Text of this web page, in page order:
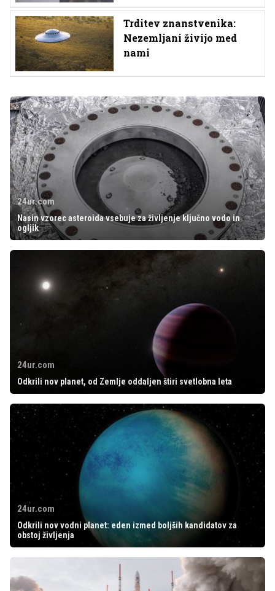
Trditev znanstvenika:
Nezemljani živijo med
nami
24ur.com
Nasin vzorec asteroida vsebuje za življenje ključno vodo in
ogljik
24ur.com
Odkrili nov planet, od Zemlje oddaljen štiri svetlobna leta
24ur.com
Odkrili nov vodni planet: eden izmed boljših kandidatov za
obstoj življenja